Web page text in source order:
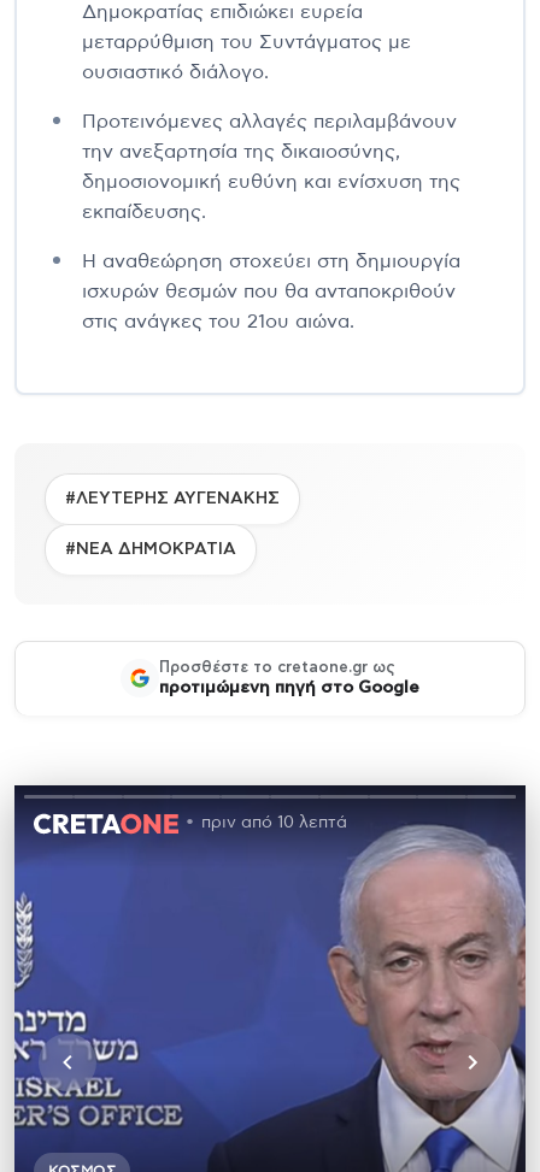
Δημοκρατίας επιδιώκει ευρεία
μεταρρύθμιση του Συντάγματος με
ουσιαστικό διάλογο.
Προτεινόμενες αλλαγές περιλαμβάνουν
την ανεξαρτησία της δικαιοσύνης,
δημοσιονομική ευθύνη και ενίσχυση της
εκπαίδευσης.
Η αναθεώρηση στοχεύει στη δημιουργία
ισχυρών θεσμών που θα ανταποκριθούν
στις ανάγκες του 21ου αιώνα.
#ΛΕΥΤΕΡΗΣ ΑΥΓΕΝΑΚΗΣ
#ΝΕΑ ΔΗΜΟΚΡΑΤΙΑ
Προσθέστε το cretaone.gr ως
προτιμώμενη πηγή στο Google
πριν από 10 λεπτά